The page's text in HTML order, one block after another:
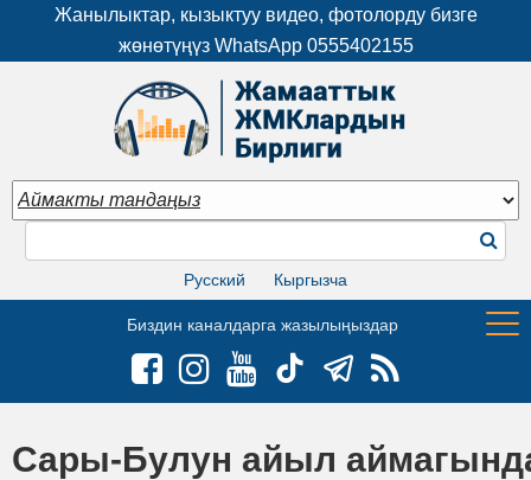
Жанылыктар, кызыктуу видео, фотолорду бизге
жөнөтүңүз WhatsApp 0555402155
Русский Кыргызча
Биздин каналдарга жазылыңыздар
Сары-Булун айыл